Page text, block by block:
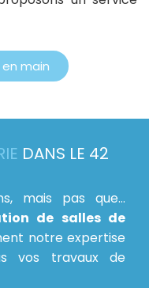
main
DANS LE 42
mais pas que…
de salles de
notre expertise
vos travaux de